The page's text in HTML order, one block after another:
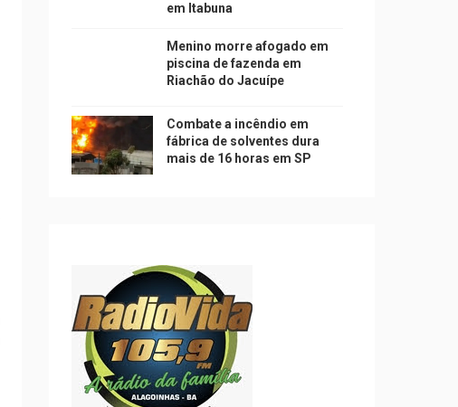
em Itabuna
Menino morre afogado em
piscina de fazenda em
Riachão do Jacuípe
Combate a incêndio em
fábrica de solventes dura
mais de 16 horas em SP